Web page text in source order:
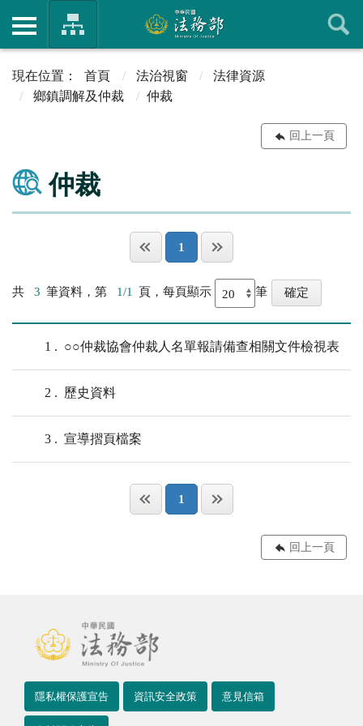
首頁 法治視窗
法律資源
鄉鎮調解及仲裁
仲裁
回上一頁
仲裁
1
共 3 筆資料，第 1/1 頁，每頁顯示 筆
1 ○○仲裁協會仲裁人名單報請備查相關文件檢視表
2 歷史資料
3 宣導摺頁檔案
1
回上一頁
隱私權保護宣告 資訊安全政策 意見信箱